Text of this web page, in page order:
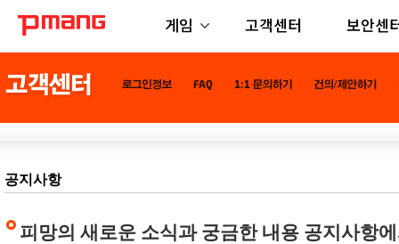
게임 고객센터 보안센
공지사항
피망의 새로운 소식과 궁금한 내용 공지사항